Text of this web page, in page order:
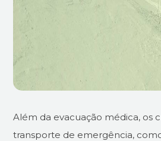
Além da evacuação médica, os
transporte de emergência,